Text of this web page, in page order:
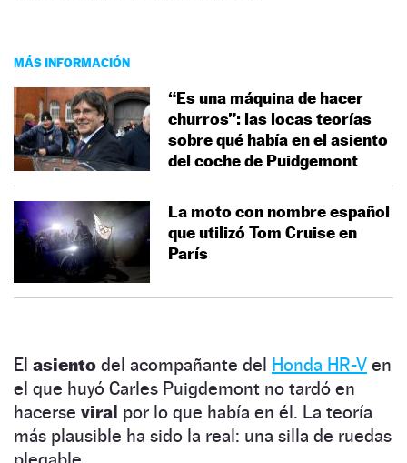
MÁS INFORMACIÓN
“Es una máquina de hacer
churros”: las locas teorías
sobre qué había en el asiento
del coche de Puidgemont
La moto con nombre español
que utilizó Tom Cruise en
París
El asiento del acompañante del Honda HR-V en
el que huyó Carles Puigdemont no tardó en
hacerse viral por lo que había en él. La teoría
más plausible ha sido la real: una silla de ruedas